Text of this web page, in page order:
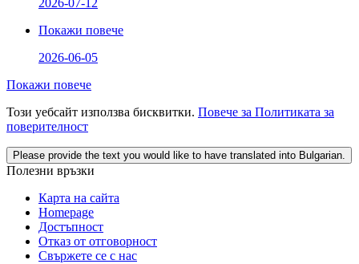
2026-07-12
Покажи повече
2026-06-05
Покажи повече
Този уебсайт използва бисквитки. Повече за Политиката за
поверителност
Please provide the text you would like to have translated into Bulgarian.
Полезни връзки
Карта на сайта
Homepage
Достъпност
Отказ от отговорност
Свържете се с нас